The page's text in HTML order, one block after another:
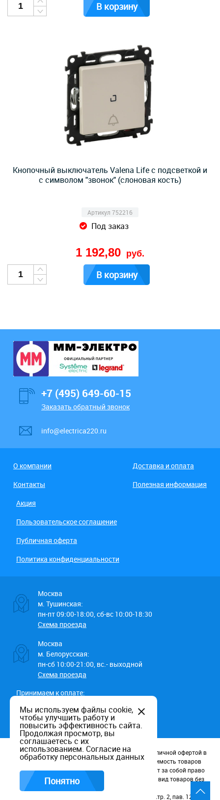
В корзину
Кнопочный выключатель Valena Life с подсветкой и
с символом "звонок" (слоновая кость)
Артикул 752216
Под заказ
1 192,80 руб.
В корзину
+7 (495) 649-60-15
Заказать обратный звонок
info@electrica220.ru
О компании
Доставка и оплата
Контакты
Полезная информация
Акция
Пользовательское соглашение
Публичная оферта
Политика конфиденциальности
Москва
м. Тушинская:
пн-пт 09:00-18:00, сб-вс 10:00-18:30
Схема проезда
Москва
м. Белорусская:
пн-сб 10:00-21:00, вс.- выходной
Схема проезда
Принимаем к оплате:
Данный информационный ресурс не является публичной офертой в
соотв. со статьей 437 (п.2) ГК РФ. Наличие и стоимость товаров
уточняйте по телефону. Производители оставляют за собой право
изменять технические характеристики и внешний вид товаров без
предварительного уведомления.
Россия, Москва, Волоколамское шоссе, д. 116, стр. 2, пав. 123.
Мы используем файлы cookie,
чтобы улучшить работу и
повысить эффективность сайта.
Продолжая просмотр, вы
соглашаетесь с их
использованием. Согласие на
обработку персональных данных
Понятно